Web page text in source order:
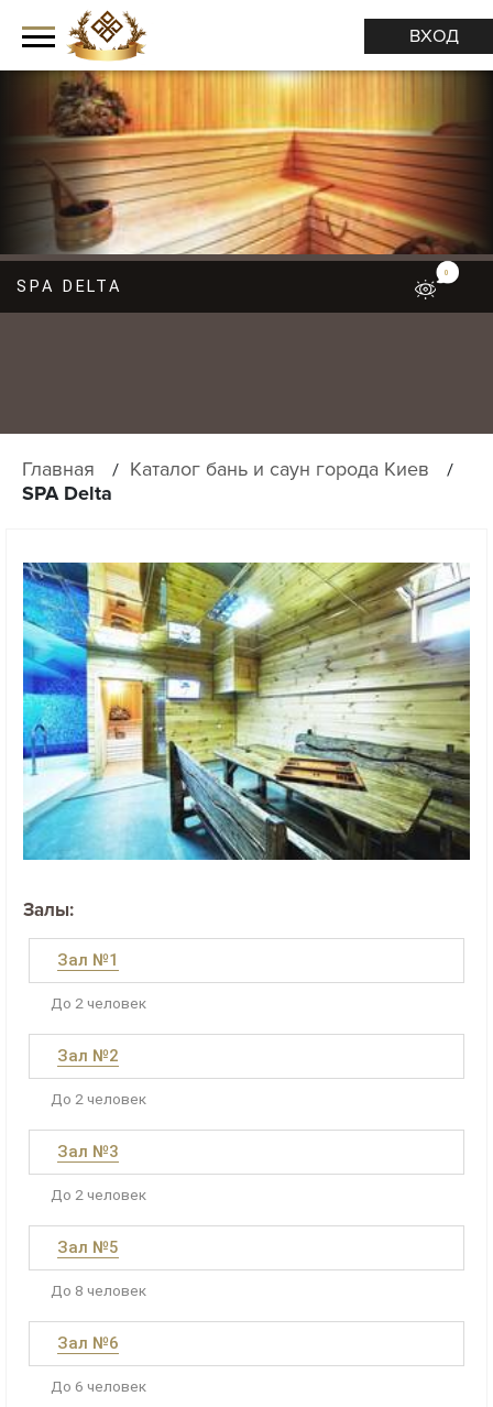
ВХОД
М
SPA DELTA
0
Главная
Каталог бань и саун города Киев
SPA Delta
Залы:
Зал №1
До 2 человек
Зал №2
До 2 человек
Зал №3
До 2 человек
Зал №5
До 8 человек
Зал №6
До 6 человек